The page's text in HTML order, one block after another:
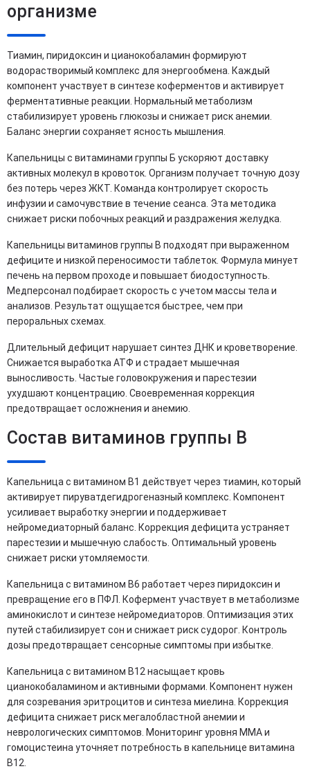
организме
Тиамин, пиридоксин и цианокобаламин формируют
водорастворимый комплекс для энергообмена. Каждый
компонент участвует в синтезе коферментов и активирует
ферментативные реакции. Нормальный метаболизм
стабилизирует уровень глюкозы и снижает риск анемии.
Баланс энергии сохраняет ясность мышления.
Капельницы с витаминами группы Б ускоряют доставку
активных молекул в кровоток. Организм получает точную дозу
без потерь через ЖКТ. Команда контролирует скорость
инфузии и самочувствие в течение сеанса. Эта методика
снижает риски побочных реакций и раздражения желудка.
Капельницы витаминов группы B подходят при выраженном
дефиците и низкой переносимости таблеток. Формула минует
печень на первом проходе и повышает биодоступность.
Медперсонал подбирает скорость с учетом массы тела и
анализов. Результат ощущается быстрее, чем при
пероральных схемах.
Длительный дефицит нарушает синтез ДНК и кроветворение.
Снижается выработка АТФ и страдает мышечная
выносливость. Частые головокружения и парестезии
ухудшают концентрацию. Своевременная коррекция
предотвращает осложнения и анемию.
Состав витаминов группы B
Капельница с витамином B1 действует через тиамин, который
активирует пируватдегидрогеназный комплекс. Компонент
усиливает выработку энергии и поддерживает
нейромедиаторный баланс. Коррекция дефицита устраняет
парестезии и мышечную слабость. Оптимальный уровень
снижает риски утомляемости.
Капельница с витамином B6 работает через пиридоксин и
превращение его в ПФЛ. Кофермент участвует в метаболизме
аминокислот и синтезе нейромедиаторов. Оптимизация этих
путей стабилизирует сон и снижает риск судорог. Контроль
дозы предотвращает сенсорные симптомы при избытке.
Капельница с витамином B12 насыщает кровь
цианокобаламином и активными формами. Компонент нужен
для созревания эритроцитов и синтеза миелина. Коррекция
дефицита снижает риск мегалобластной анемии и
неврологических симптомов. Мониторинг уровня MMA и
гомоцистеина уточняет потребность в капельнице витамина
B12.